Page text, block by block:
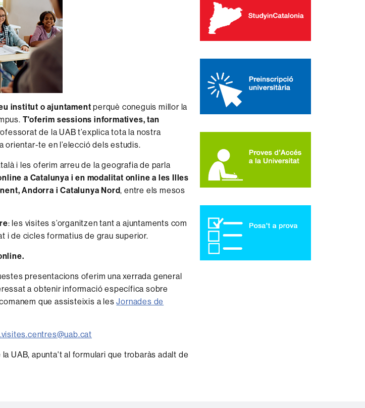
institut o ajuntamentperquè coneguis millor la
T'oferim sessions informatives, tan
de la UAB t’explica tota la nostra
orientar-te en l’elecció dels estudis.
i les oferim arreu de la geografia de parla
a Catalunya i en modalitat online a les Illes
Andorra i Catalunya Nord, entre els mesos
: les visites s’organitzen tant a ajuntaments com
i de cicles formatius de grau superior.
presentacions oferim una xerrada general
a obtenir informació específica sobre
que assisteixis a lesJornades de
UAB, apunta't al formulari que trobaràs adalt de